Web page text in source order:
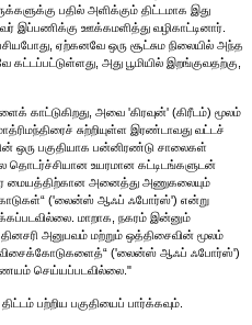
பதில் அளிக்கும் திட்டமாக இது
ஊக்கமளித்து வழிகாட்டினார்.
​​ஏற்கனவே ஒரு சூட்சும நிலையில் அந்த
அது பூமியில் இறங்குவதற்கு,
காட்டுகிறது, அவை 'கிரவுன்' (கிரீடம்) மூலம்
சுற்றியுள்ள இரண்டாவது வட்டச்
ஒரு பகுதியாக பன்னிரண்டு சாலைகள்
தொடர்ச்சியான உயரமான கட்டிடங்களுடன்
மையத்திற்கான அனைத்து அணுகலையும்
('லைன்ஸ் ஆஃப் ஃபோர்ஸ்') என்று
மாறாக, நகரம் இன்னும்
அனுபவம் மற்றும் ஒத்திசைவின் மூலம்
('லைன்ஸ் ஆஃப் ஃபோர்ஸ்')
செய்யப்படவில்லை."
பற்றிய பகுதியைப் பார்க்கவும்.